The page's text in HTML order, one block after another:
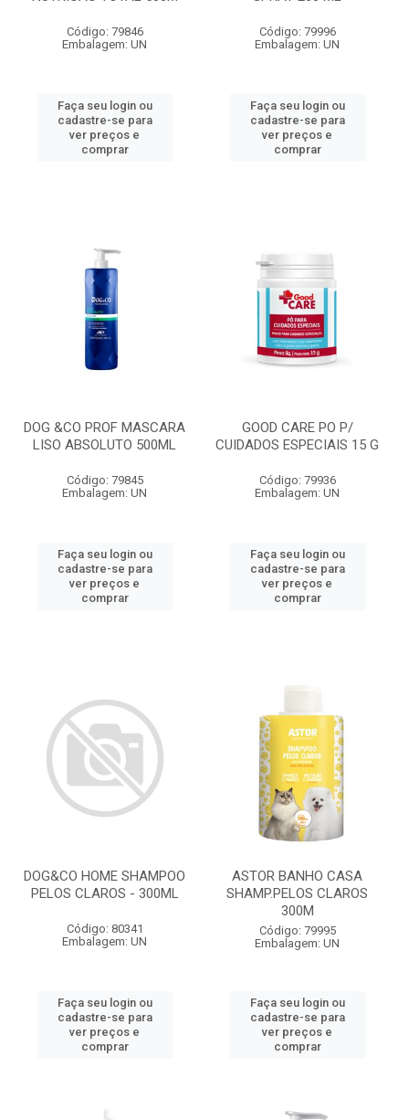
Código: 79846
Embalagem: UN
Faça seu login ou
cadastre-se para
ver preços e
comprar
Código: 79996
Embalagem: UN
Faça seu login ou
cadastre-se para
ver preços e
comprar
DOG &CO PROF MASCARA
LISO ABSOLUTO 500ML
Código: 79845
Embalagem: UN
Faça seu login ou
cadastre-se para
ver preços e
comprar
GOOD CARE PO P/
CUIDADOS ESPECIAIS 15 G
Código: 79936
Embalagem: UN
Faça seu login ou
cadastre-se para
ver preços e
comprar
DOG&CO HOME SHAMPOO
PELOS CLAROS - 300ML
Código: 80341
Embalagem: UN
Faça seu login ou
cadastre-se para
ver preços e
comprar
ASTOR BANHO CASA
SHAMP.PELOS CLAROS
300M
Código: 79995
Embalagem: UN
Faça seu login ou
cadastre-se para
ver preços e
comprar